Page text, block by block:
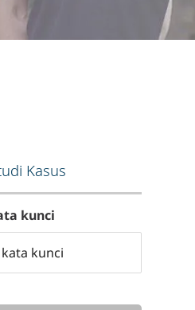
Kasus
kunci